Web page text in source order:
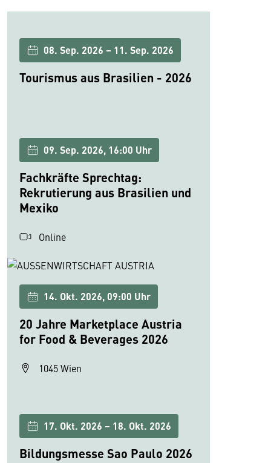
08. Sep. 2026 – 11. Sep. 2026
Tourismus aus Brasilien - 2026
09. Sep. 2026, 16:00 Uhr
Fachkräfte Sprechtag:
Rekrutierung aus Brasilien und
Mexiko
Online
14. Okt. 2026, 09:00 Uhr
20 Jahre Marketplace Austria
for Food & Beverages 2026
1045 Wien
17. Okt. 2026 – 18. Okt. 2026
Bildungsmesse Sao Paulo 2026